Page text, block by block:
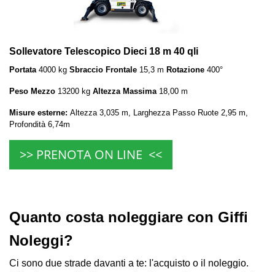
Sollevatore Telescopico Dieci 18 m 40 qli
Portata4000 kg Sbraccio Frontale 15,3 m Rotazione 400°
Peso Mezzo 13200 kg Altezza Massima18,00 m
Misure esterne: Altezza 3,035 m, Larghezza Passo Ruote 2,95 m,
Profondità 6,74m
>> PRENOTA ON LINE <<
Quanto costa noleggiare con Giffi
Noleggi?
Ci sono due strade davanti a te: l'acquisto o il noleggio.